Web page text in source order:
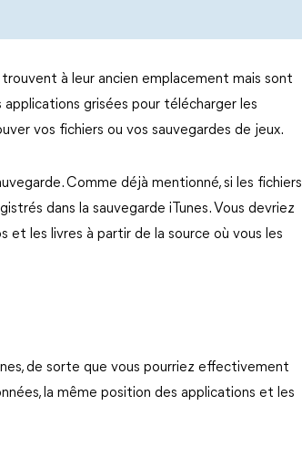
à leur ancien emplacement mais sont
grisées pour télécharger les
vos fichiers ou vos sauvegardes de jeux.
Comme déjà mentionné, si les fichiers
dans la sauvegarde iTunes. Vous devriez
et les livres à partir de la source où vous les
de sorte que vous pourriez effectivement
la même position des applications et les